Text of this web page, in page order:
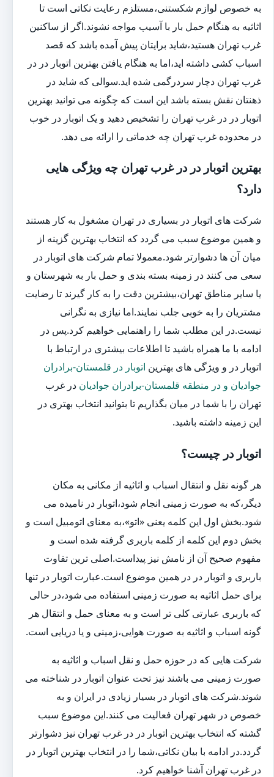
به خصوص لوازم شکستنی،مستلزم رعایت نکاتی است تا
اثاثیه به هنگام حمل بار با آسیب مواجه نشوند.اگر از ساکنین
غرب تهران هستید،شاید برایتان پیش آمده باشد که قصد
اسباب کشی داشته اید،اما به هنگام یافتن بهترین اتوبار در در
غرب تهران دچار سردرگمی شده اید.سوالی که شاید در
ذهنتان نقش بسته باشد این است که چگونه می توانید بهترین
اتوبار در در غرب تهران را تشخیص دهید و یک اتوبار در خوب
در محدوده غرب تهران چه خدماتی را ارائه می دهد.
بهترین اتوبار در در غرب تهران چه ویژگی هایی
دارد؟
شرکت های اتوبار در بسیاری در تهران مشغول به کار هستند
و همین موضوع سبب می گردد که انتخاب بهترین گزینه از
میان آن ها دشوارتر شود.معمولا تمام شرکت های اتوبار در
سعی می کنند در زمینه بسته بندی و حمل بار به شهرستان و
یا سایر مناطق تهران،بیشترین دقت را به کار گیرند تا رضایت
مشتریان را به خوبی جلب نمایند.اما نیازی به نگرانی
نیست.در این مطلب شما را راهنمایی خواهیم کرد.پس در
ادامه با ما همراه باشید تا اطلاعات بیشتری در ارتباط با
اتوبار در و ویژگی های بهترین اتوبار در قلمستان-برادران
جوادیان و در منطقه قلمستان-برادران جوادیان در غرب
تهران را با شما در میان بگذاریم تا بتوانید انتخاب بهتری در
این زمینه داشته باشید.
اتوبار در چیست؟
هر گونه نقل و انتقال اسباب و اثاثیه از مکانی به مکان
دیگر،که به صورت زمینی انجام شود،اتوبار در نامیده می
شود.بخش اول این کلمه یعنی «اتو»،به معنای اتومبیل است و
بخش دوم این کلمه از کلمه باربری گرفته شده است و
مفهوم صحیح آن از نامش نیز پیداست.اصلی ترین تفاوت
باربری و اتوبار در در همین موضوع است.عبارت اتوبار در تنها
برای حمل اثاثیه به صورت زمینی استفاده می شود،در حالی
که باربری عبارتی کلی تر است و به معنای حمل و انتقال هر
گونه اسباب و اثاثیه به صورت هوایی،زمینی و یا دریایی است.
شرکت هایی که در حوزه حمل و نقل اسباب و اثاثیه به
صورت زمینی می باشند نیز تحت عنوان اتوبار در شناخته می
شوند.شرکت های اتوبار در بسیار زیادی در ایران و به
خصوص در شهر تهران فعالیت می کنند.این موضوع سبب
گشته که انتخاب بهترین اتوبار در در غرب تهران نیز دشوارتر
گردد.در ادامه با بیان نکاتی،شما را در انتخاب بهترین اتوبار در
در غرب تهران آشنا خواهیم کرد.